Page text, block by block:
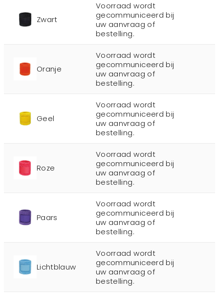
Zwart
Voorraad wordt
gecommuniceerd bij
uw aanvraag of
bestelling.
Oranje
Voorraad wordt
gecommuniceerd bij
uw aanvraag of
bestelling.
Geel
Voorraad wordt
gecommuniceerd bij
uw aanvraag of
bestelling.
Roze
Voorraad wordt
gecommuniceerd bij
uw aanvraag of
bestelling.
Paars
Voorraad wordt
gecommuniceerd bij
uw aanvraag of
bestelling.
Lichtblauw
Voorraad wordt
gecommuniceerd bij
uw aanvraag of
bestelling.